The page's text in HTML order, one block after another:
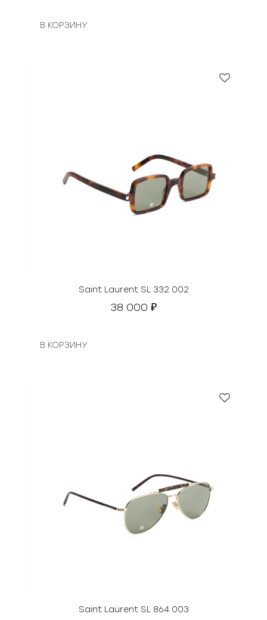
В КОРЗИНУ
Saint Laurent SL 332 002
38 000 ₽
В КОРЗИНУ
Saint Laurent SL 864 003